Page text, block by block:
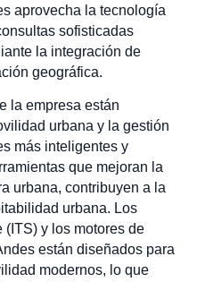
aprovecha la tecnología
sofisticadas
la integración de
geográfica.
la empresa están
urbana y la gestión
más inteligentes y
que mejoran la
urbana, contribuyen a la
urbana. Los
y los motores de
están diseñados para
modernos, lo que